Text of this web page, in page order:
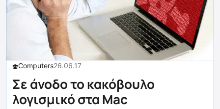
Computers26.06.17
Σε άνοδο το κακόβουλο
λογισμικό στα Mac